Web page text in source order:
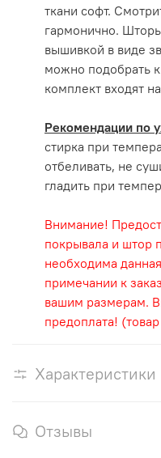
ткани софт.
гармонично.
вышивкой в виде
можно подобрать
комплект входят
Рекомендации по
стирка при
отбеливать, не
гладить при
Внимание!
покрывала и штор
необходима
примечании к
вашим размерам.
предоплата!
Характеристики
Отзывы